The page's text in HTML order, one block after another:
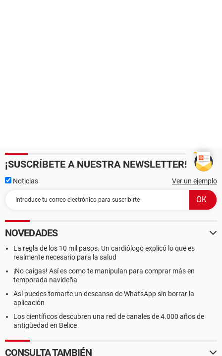
¡SUSCRÍBETE A NUESTRA NEWSLETTER!
Noticias Ver un ejemplo
NOVEDADES
La regla de los 10 mil pasos. Un cardiólogo explicó lo que es
realmente necesario para la salud
¡No caigas! Así es como te manipulan para comprar más en
temporada navideña
Así puedes tomarte un descanso de WhatsApp sin borrar la
aplicación
Los científicos descubren una red de canales de 4.000 años de
antigüedad en Belice
CONSULTA TAMBIÉN